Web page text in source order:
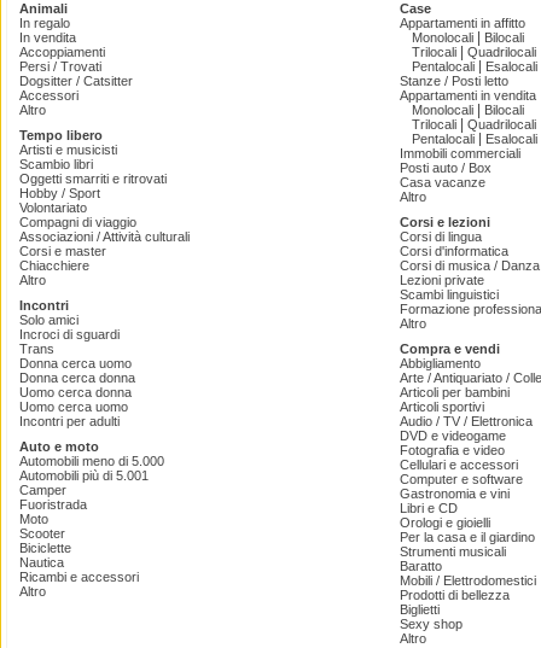
Animali
In regalo
In vendita
Accoppiamenti
Persi / Trovati
Dogsitter / Catsitter
Accessori
Altro
Tempo libero
Artisti e musicisti
Scambio libri
Oggetti smarriti e ritrovati
Hobby / Sport
Volontariato
Compagni di viaggio
Associazioni / Attività culturali
Corsi e master
Chiacchiere
Altro
Incontri
Solo amici
Incroci di sguardi
Trans
Donna cerca uomo
Donna cerca donna
Uomo cerca donna
Uomo cerca uomo
Incontri per adulti
Auto e moto
Automobili meno di 5.000
Automobili più di 5.001
Camper
Fuoristrada
Moto
Scooter
Biciclette
Nautica
Ricambi e accessori
Altro
Case
Appartamenti in affitto
Monolocali
Bilocali
Trilocali
Quadrilocali
Pentalocali
Esalocali
Stanze / Posti letto
Appartamenti in vendita
Monolocali
Bilocali
Trilocali
Quadrilocali
Pentalocali
Esalocali
Immobili commerciali
Posti auto / Box
Casa vacanze
Altro
Corsi e lezioni
Corsi di lingua
Corsi d'informatica
Corsi di musica /
Lezioni private
Scambi linguistici
Formazione
Altro
Compra e vendi
Abbigliamento
Arte / Antiquariato /
Articoli per bambini
Articoli sportivi
Audio / TV / Elettronica
DVD e videogame
Fotografia e video
Cellulari e accessori
Computer e software
Gastronomia e vini
Libri e CD
Orologi e gioielli
Per la casa e il giardino
Strumenti musicali
Baratto
Mobili / Elettrodomestici
Prodotti di bellezza
Biglietti
Sexy shop
Altro